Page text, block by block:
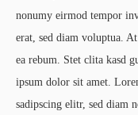
nonumy eirmod tempor
erat, sed diam voluptua.
ea rebum. Stet clita kasd
ipsum dolor sit amet.
sadipscing elitr, sed diam